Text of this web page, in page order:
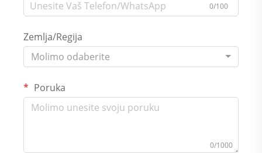
0/100
Zemlja/Regija
Molimo odaberite
Poruka
0/1000